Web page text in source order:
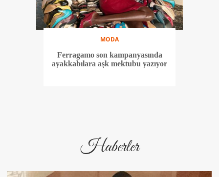
MODA
Ferragamo son kampanyasında
ayakkabılara aşk mektubu yazıyor
Haberler